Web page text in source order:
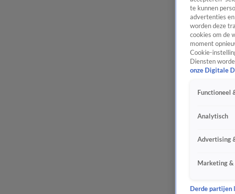
te kunnen
advertenties
worden deze
cookies om de
moment
Cookie-
Diensten
onze Digitale
Functioneel
Analytisch
Advertising
Marketing &
Derde partijen